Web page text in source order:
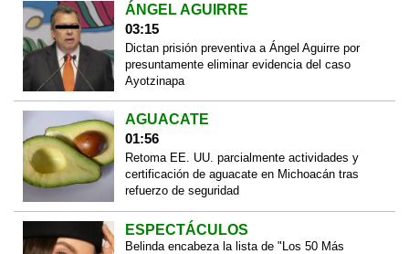
ÁNGEL AGUIRRE
03:15
Dictan prisión preventiva a Ángel Aguirre por
presuntamente eliminar evidencia del caso
Ayotzinapa
AGUACATE
01:56
Retoma EE. UU. parcialmente actividades y
certificación de aguacate en Michoacán tras
refuerzo de seguridad
ESPECTÁCULOS
Belinda encabeza la lista de "Los 50 Más